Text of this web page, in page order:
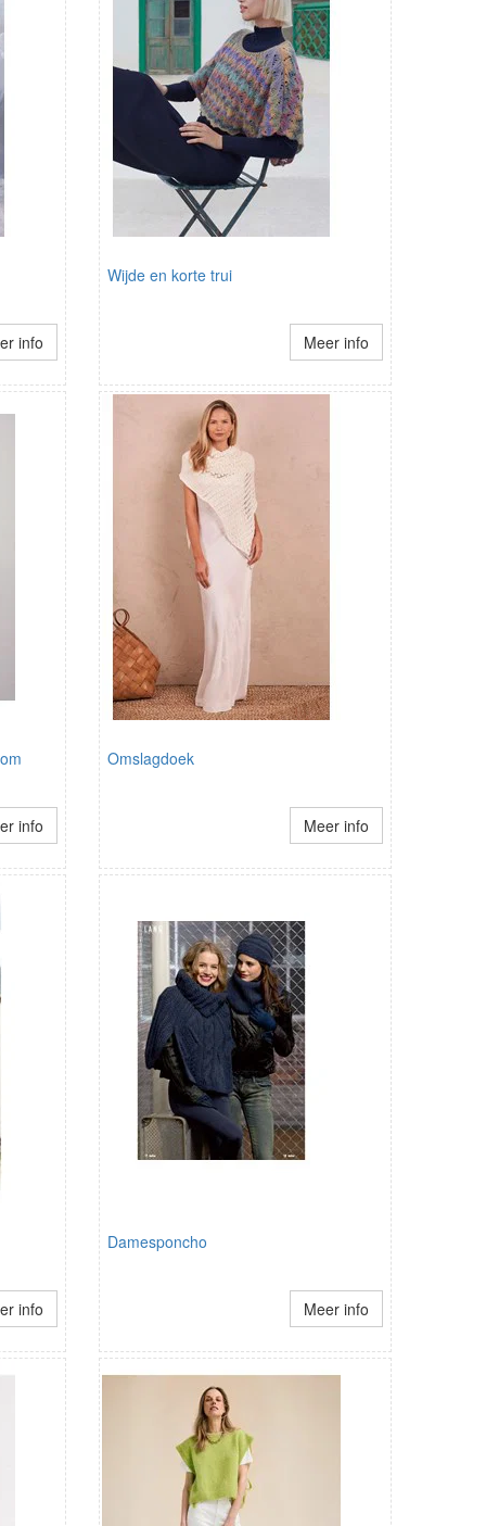
info
Wijde en korte trui
Meer info
info
Omslagdoek
Meer info
info
Damesponcho
Meer info